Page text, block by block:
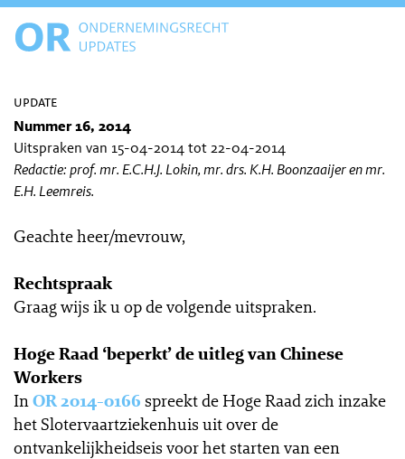
update
Nummer 16, 2014
Uitspraken van 15-04-2014 tot 22-04-2014
Redactie: prof. mr. E.C.H.J. Lokin, mr. drs. K.H. Boonzaaijer en mr.
E.H. Leemreis.
Geachte heer/mevrouw,
Rechtspraak
Graag wijs ik u op de volgende uitspraken.
Hoge Raad ‘beperkt’ de uitleg van Chinese
Workers
InOR 2014-0166 spreekt de Hoge Raad zich inzake
het Slotervaartziekenhuis uit over de
ontvankelijkheidseis voor het starten van een